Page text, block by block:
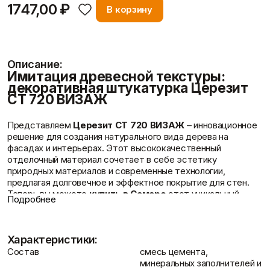
Доставка и оплата
1747,00 ₽ В корзину
Описание:
Имитация древесной текстуры:
декоративная штукатурка Церезит
CT 720 ВИЗАЖ
Представляем Церезит CT 720 ВИЗАЖ – инновационное
решение для создания натурального вида дерева на
фасадах и интерьерах. Этот высококачественный
отделочный материал сочетает в себе эстетику
природных материалов и современные технологии,
предлагая долговечное и эффектное покрытие для стен.
Теперь вы можете купить в Самаре этот уникальный
продукт и преобразить любое пространство.
предотвращая развитие грибковых образований и сырости.
Всепогодность
: Сохраняет свои свойства при резких
температурных колебаниях, воздействии солнечного света
Подробнее
Характеристики:
Состав
смесь цемента,
минеральных заполнителей и